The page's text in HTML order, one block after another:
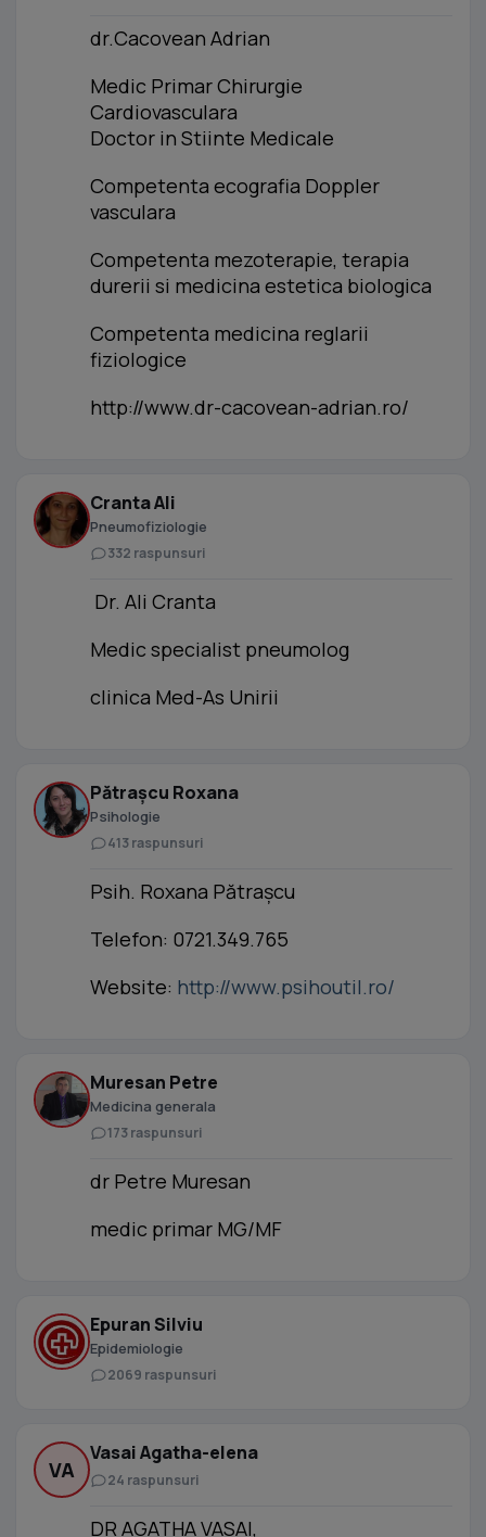
dr.Cacovean Adrian
Medic Primar Chirurgie
Cardiovasculara
Doctor in Stiinte Medicale
Competenta ecografia Doppler
vasculara
Competenta mezoterapie, terapia
durerii si medicina estetica biologica
Competenta medicina reglarii
fiziologice
http://www.dr-cacovean-adrian.ro/
Cranta Ali
Pneumofiziologie
332 raspunsuri
Dr. Ali Cranta
Medic specialist pneumolog
clinica Med-As Unirii
Pătrașcu Roxana
Psihologie
413 raspunsuri
Psih. Roxana Pătrașcu
Telefon: 0721.349.765
Website: http://www.psihoutil.ro/
Muresan Petre
Medicina generala
173 raspunsuri
dr Petre Muresan
medic primar MG/MF
Epuran Silviu
Epidemiologie
2069 raspunsuri
VA
Vasai Agatha-elena
24 raspunsuri
DR AGATHA VASAI,